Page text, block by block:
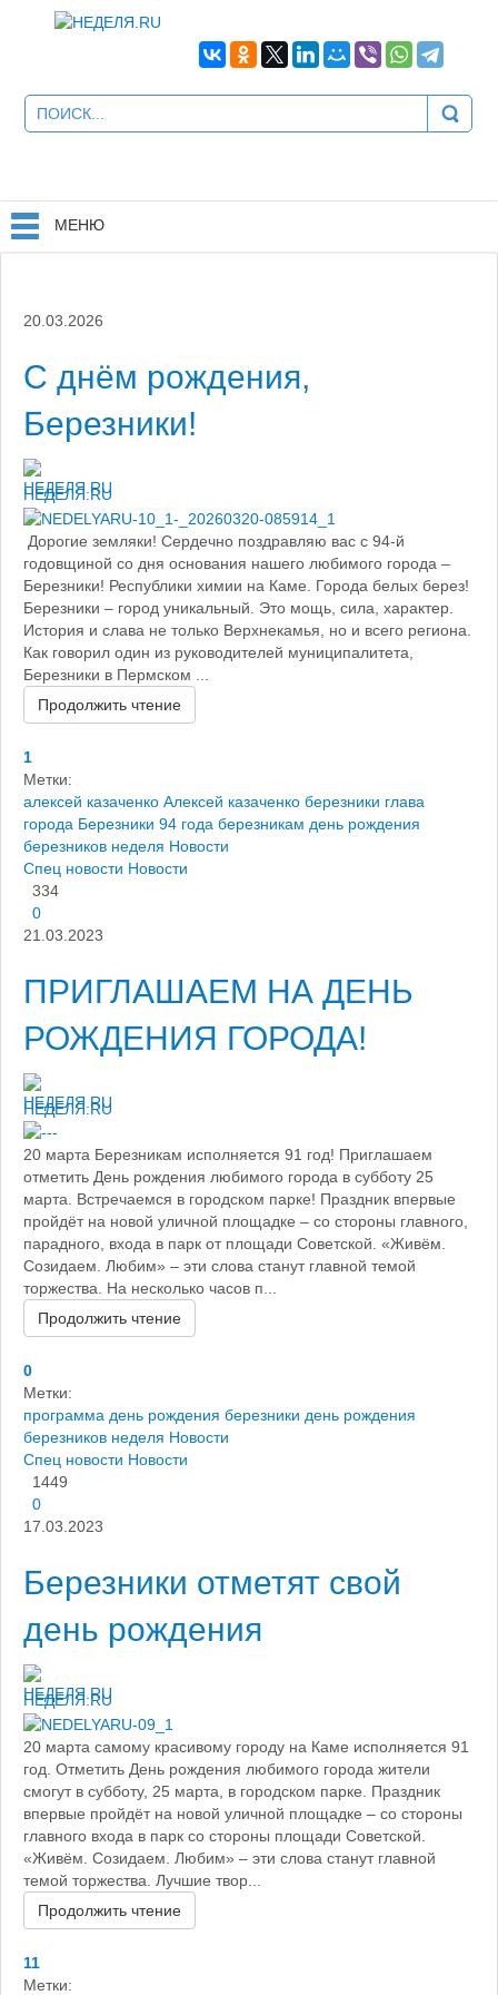
МЕНЮ
20.03.2026
С днём рождения,
Березники!
НЕДЕЛЯ.RU
Дорогие земляки! Сердечно поздравляю вас с 94-й
годовщиной со дня основания нашего любимого города –
Березники! Республики химии на Каме. Города белых берез!
Березники – город уникальный. Это мощь, сила, характер.
История и слава не только Верхнекамья, но и всего региона.
Как говорил один из руководителей муниципалитета,
Березники в Пермском ...
Продолжить чтение
1
Метки:
алексей казаченко Алексей казаченко березники глава
города Березники 94 года березникам день рождения
березников неделя Новости
Спец новости Новости
334
0
21.03.2023
ПРИГЛАШАЕМ НА ДЕНЬ
РОЖДЕНИЯ ГОРОДА!
НЕДЕЛЯ.RU
20 марта Березникам исполняется 91 год! Приглашаем
отметить День рождения любимого города в субботу 25
марта. Встречаемся в городском парке! Праздник впервые
пройдёт на новой уличной площадке – со стороны главного,
парадного, входа в парк от площади Советской. «Живём.
Созидаем. Любим» – эти слова станут главной темой
торжества. На несколько часов п...
Продолжить чтение
0
Метки:
программа день рождения березники день рождения
березников неделя Новости
Спец новости Новости
1449
0
17.03.2023
Березники отметят свой
день рождения
НЕДЕЛЯ.RU
20 марта самому красивому городу на Каме исполняется 91
год. Отметить День рождения любимого города жители
смогут в субботу, 25 марта, в городском парке. Праздник
впервые пройдёт на новой уличной площадке – со стороны
главного входа в парк со стороны площади Советской.
«Живём. Созидаем. Любим» – эти слова станут главной
темой торжества. Лучшие твор...
Продолжить чтение
11
Метки: